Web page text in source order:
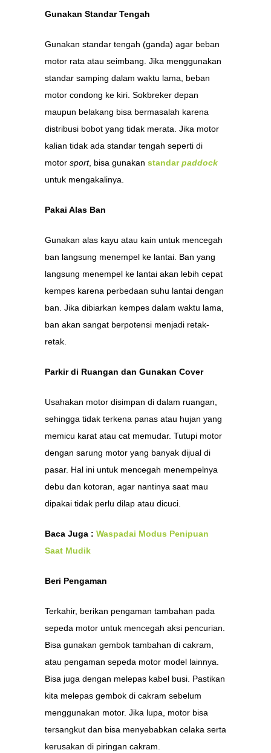
Gunakan Standar Tengah
Gunakan standar tengah (ganda) agar beban
motor rata atau seimbang. Jika menggunakan
standar samping dalam waktu lama, beban
motor condong ke kiri. Sokbreker depan
maupun belakang bisa bermasalah karena
distribusi bobot yang tidak merata. Jika motor
kalian tidak ada standar tengah seperti di
motor sport, bisa gunakan standarpaddock
untuk mengakalinya.
Pakai Alas Ban
Gunakan alas kayu atau kain untuk mencegah
ban langsung menempel ke lantai. Ban yang
langsung menempel ke lantai akan lebih cepat
kempes karena perbedaan suhu lantai dengan
ban. Jika dibiarkan kempes dalam waktu lama,
ban akan sangat berpotensi menjadi retak-
retak.
Parkir di Ruangan dan Gunakan Cover
Usahakan motor disimpan di dalam ruangan,
sehingga tidak terkena panas atau hujan yang
memicu karat atau cat memudar. Tutupi motor
dengan sarung motor yang banyak dijual di
pasar. Hal ini untuk mencegah menempelnya
debu dan kotoran, agar nantinya saat mau
dipakai tidak perlu dilap atau dicuci.
Baca Juga : Waspadai Modus Penipuan
Saat Mudik
Beri Pengaman
Terkahir, berikan pengaman tambahan pada
sepeda motor untuk mencegah aksi pencurian.
Bisa gunakan gembok tambahan di cakram,
atau pengaman sepeda motor model lainnya.
Bisa juga dengan melepas kabel busi. Pastikan
kita melepas gembok di cakram sebelum
menggunakan motor. Jika lupa, motor bisa
tersangkut dan bisa menyebabkan celaka serta
kerusakan di piringan cakram.